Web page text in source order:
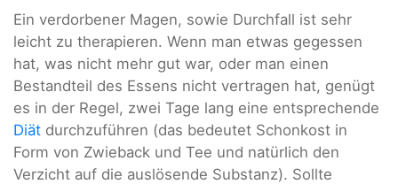
Ein verdorbener Magen, sowie Durchfall ist sehr
leicht zu therapieren. Wenn man etwas gegessen
hat, was nicht mehr gut war, oder man einen
Bestandteil des Essens nicht vertragen hat, genügt
es in der Regel, zwei Tage lang eine entsprechende
Diät durchzuführen (das bedeutet Schonkost in
Form von Zwieback und Tee und natürlich den
Verzicht auf die auslösende Substanz). Sollte